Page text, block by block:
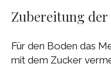
Zubereitung der
Für den Boden das
mit dem Zucker